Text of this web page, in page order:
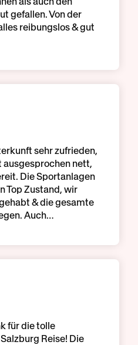
gefallen. Von der
reibungslos & gut
sehr zufrieden,
ausgesprochen nett,
Die Sportanlagen
Top Zustand, wir
& die gesamte
Auch…
für die tolle
Reise! Die